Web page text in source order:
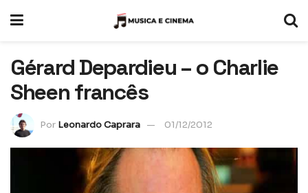
Gérard Depardieu – o Charlie
Sheen francês
Por Leonardo Caprara 01/12/2012